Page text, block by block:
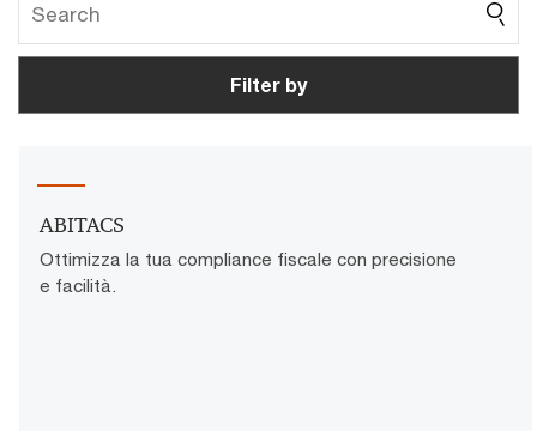
Filter by
ABITACS
Ottimizza la tua compliance fiscale con precisione
e facilità.